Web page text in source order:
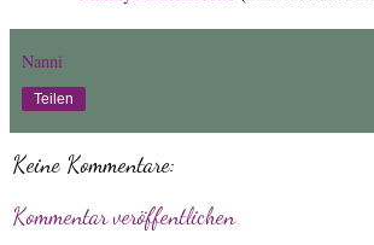
Nanni
Teilen
Keine Kommentare:
Kommentar veröffentlichen